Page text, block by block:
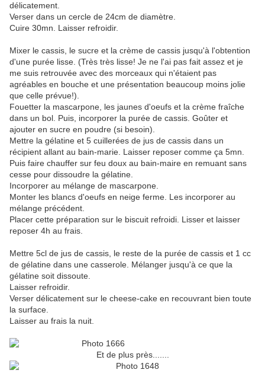
délicatement.
Verser dans un cercle de 24cm de diamètre.
Cuire 30mn. Laisser refroidir.
Mixer le cassis, le sucre et la crème de cassis jusqu'à l'obtention
d'une purée lisse. (Très très lisse! Je ne l'ai pas fait assez et je
me suis retrouvée avec des morceaux qui n'étaient pas
agréables en bouche et une présentation beaucoup moins jolie
que celle prévue!).
Fouetter la mascarpone, les jaunes d'oeufs et la crème fraîche
dans un bol. Puis, incorporer la purée de cassis. Goûter et
ajouter en sucre en poudre (si besoin).
Mettre la gélatine et 5 cuillerées de jus de cassis dans un
récipient allant au bain-marie. Laisser reposer comme ça 5mn.
Puis faire chauffer sur feu doux au bain-maire en remuant sans
cesse pour dissoudre la gélatine.
Incorporer au mélange de mascarpone.
Monter les blancs d'oeufs en neige ferme. Les incorporer au
mélange précédent.
Placer cette préparation sur le biscuit refroidi. Lisser et laisser
reposer 4h au frais.
Mettre 5cl de jus de cassis, le reste de la purée de cassis et 1 cc
de gélatine dans une casserole. Mélanger jusqu'à ce que la
gélatine soit dissoute.
Laisser refroidir.
Verser délicatement sur le cheese-cake en recouvrant bien toute
la surface.
Laisser au frais la nuit.
Et de plus près.......